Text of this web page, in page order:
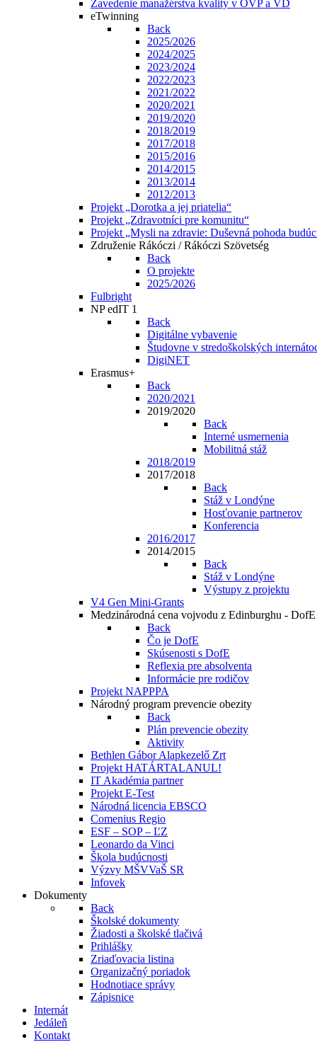
Zavedenie manažérstva kvality v OVP a VD
eTwinning
Back
2025/2026
2024/2025
2023/2024
2022/2023
2021/2022
2020/2021
2019/2020
2018/2019
2017/2018
2015/2016
2014/2015
2013/2014
2012/2013
Projekt „Dorotka a jej priatelia“
Projekt „Zdravotníci pre komunitu“
Projekt „Mysli na zdravie: Duševná pohoda
Združenie Rákóczi / Rákóczi Szövetség
Back
O projekte
2025/2026
Fulbright
NP edIT 1
Back
Digitálne vybavenie
Študovne v stredoškolských
DigiNET
Erasmus+
Back
2020/2021
2019/2020
Back
Interné usmernenia
Mobilitná stáž
2018/2019
2017/2018
Back
Stáž v Londýne
Hosťovanie partnerov
Konferencia
2016/2017
2014/2015
Back
Stáž v Londýne
Výstupy z projektu
V4 Gen Mini-Grants
Medzinárodná cena vojvodu z Edinburghu - DofE
Back
Čo je DofE
Skúsenosti s DofE
Reflexia pre absolventa
Informácie pre rodičov
Projekt NAPPPA
Národný program prevencie obezity
Back
Plán prevencie obezity
Aktivity
Bethlen Gábor Alapkezelő Zrt
Projekt HATÁRTALANUL!
IT Akadémia partner
Projekt E-Test
Národná licencia EBSCO
Comenius Regio
ESF – SOP – ĽZ
Leonardo da Vinci
Škola budúcnosti
Výzvy MŠVVaŠ SR
Infovek
Dokumenty
Back
Školské dokumenty
Žiadosti a školské tlačivá
Prihlášky
Zriaďovacia listina
Organizačný poriadok
Hodnotiace správy
Zápisnice
Internát
Jedáleň
Kontakt